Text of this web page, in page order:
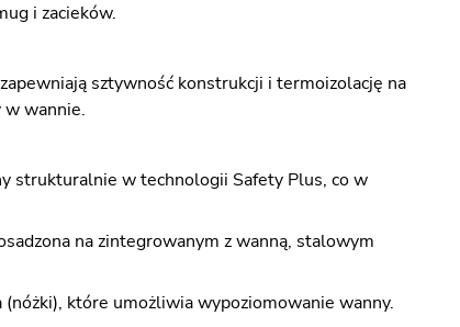
i zacieków.
sztywność konstrukcji i termoizolację na
w wannie.
strukturalnie w technologii Safety Plus, co w
na zintegrowanym z wanną, stalowym
które umożliwia wypoziomowanie wanny.